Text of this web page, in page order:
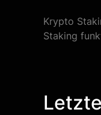
Krypto
Staking